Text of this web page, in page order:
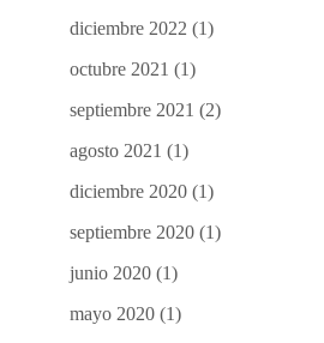
diciembre 2022 (1)
octubre 2021 (1)
septiembre 2021 (2)
agosto 2021 (1)
diciembre 2020 (1)
septiembre 2020 (1)
junio 2020 (1)
mayo 2020 (1)